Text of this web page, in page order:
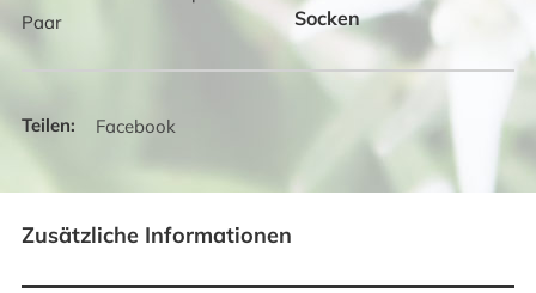
Paar
Socken
Facebook
Zusätzliche Informationen